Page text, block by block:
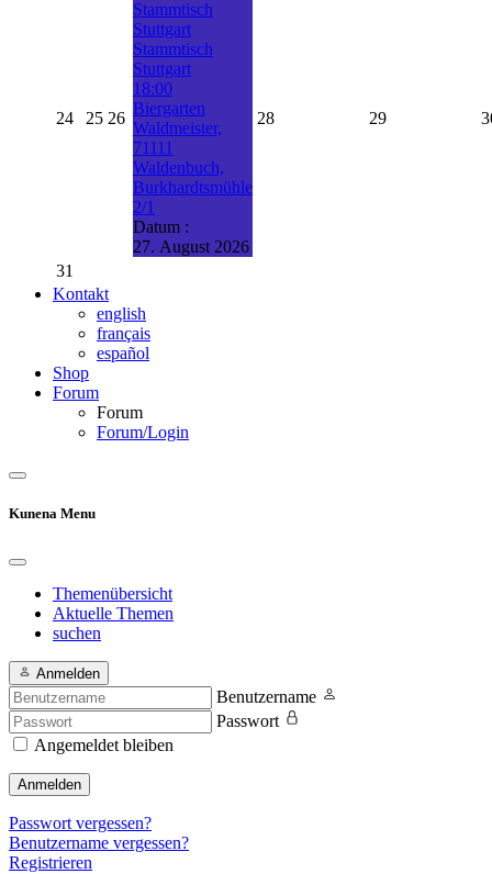
24 25 26
Stammtisch
Stuttgart
Stammtisch
Stuttgart
18:00
Biergarten
Waldmeister,
71111
Waldenbuch,
Burkhardtsmühle
2/1
Datum :
27. August 2026
28 29
31
Kontakt
english
français
español
Shop
Forum
Forum
Forum/Login
Kunena Menu
Themenübersicht
Aktuelle Themen
suchen
Anmelden
Benutzername
Passwort
Angemeldet bleiben
Anmelden
Passwort vergessen?
Benutzername vergessen?
Registrieren